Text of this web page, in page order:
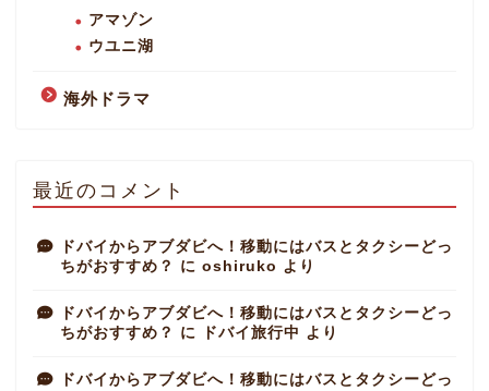
アマゾン
ウユニ湖
海外ドラマ
最近のコメント
ドバイからアブダビへ！移動にはバスとタクシーどっ
ちがおすすめ？
に oshiruko より
ドバイからアブダビへ！移動にはバスとタクシーどっ
ちがおすすめ？
に ドバイ旅行中 より
ドバイからアブダビへ！移動にはバスとタクシーどっ